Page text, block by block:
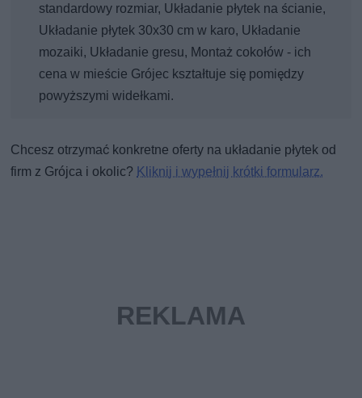
standardowy rozmiar, Układanie płytek na ścianie,
Układanie płytek 30x30 cm w karo, Układanie
mozaiki, Układanie gresu, Montaż cokołów - ich
cena w mieście Grójec kształtuje się pomiędzy
powyższymi widełkami.
Chcesz otrzymać konkretne oferty na układanie płytek od
firm z Grójca i okolic? Kliknij i wypełnij krótki formularz.